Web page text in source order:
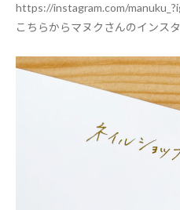
https://instagram.com/
こちらからマヌクさんのインス